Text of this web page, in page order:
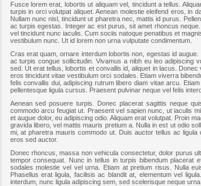
Fusce lorem erat, lobortis ut aliquam vel, tincidunt a tellus.
turpis in orci volutpat aliquet. Aenean molestie eleifend eros, in
Nullam nunc nisl, tincidunt ut pharetra nec, mattis id purus.
ac turpis egestas. Integer ac est purus, sit amet rhoncus
vel tincidunt nunc iaculis. Cum sociis natoque penatibus et
vestibulum nunc. Ut id lorem non urna vulputate condimentum.
Cras erat quam, ornare interdum lobortis non, egestas id
ac turpis congue sollicitudin. Vivamus a nibh eu leo adipiscing
sed. Ut erat tellus, lobortis et convallis id, aliquet in lacus.
eros tincidunt vitae vestibulum orci sodales. Etiam viverra
felis convallis dui, adipiscing rutrum libero diam vitae arcu.
pellentesque ligula cursus. Praesent pulvinar neque vel felis
Aenean sed posuere turpis. Donec placerat sagittis neque
commodo arcu feugiat ut. Praesent vel sapien nunc, ut iaculis
et augue dolor, eu adipiscing odio. Aliquam erat volutpat. Proin
gravida libero, vel mattis mauris pretium a. Nulla in est ut odio
mi, at pharetra mauris commodo ut. Duis auctor tellus ac
eros sed auctor.
Donec rhoncus, massa non vehicula consectetur, dolor purus
tempor consequat. Nunc in tellus in turpis bibendum
sodales molestie vel vel urna. Etiam at pretium risus. Nulla
Phasellus erat ligula, facilisis ac blandit at, elementum vel
interdum, nunc ligula adipiscing sem, sed scelerisque neque urna